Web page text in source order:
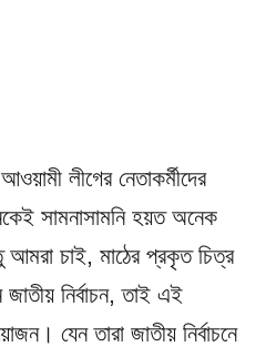
লীগের নেতাকর্মীদের
সামনাসামনি হয়ত অনেক
চাই, মাঠের প্রকৃত চিত্র
নির্বাচন, তাই এই
যেন তারা জাতীয় নির্বাচনে